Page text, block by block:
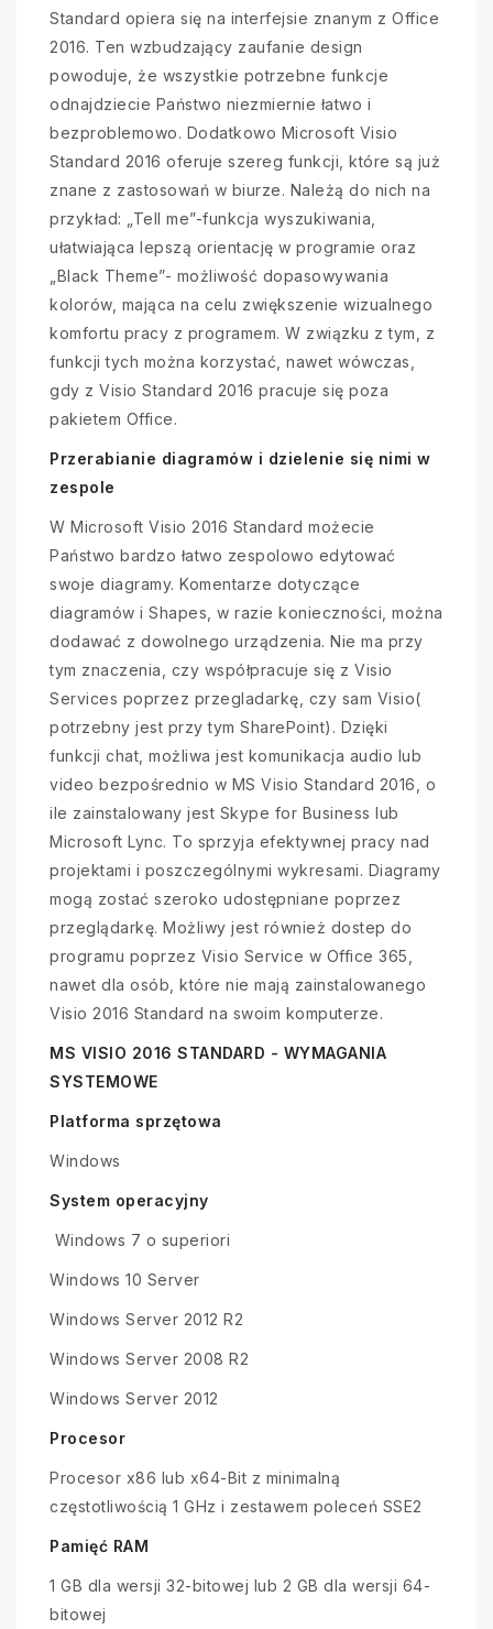
Standard opiera się na interfejsie znanym z Office
2016. Ten wzbudzający zaufanie design
powoduje, że wszystkie potrzebne funkcje
odnajdziecie Państwo niezmiernie łatwo i
bezproblemowo. Dodatkowo Microsoft Visio
Standard 2016 oferuje szereg funkcji, które są już
znane z zastosowań w biurze. Należą do nich na
przykład: „Tell me”-funkcja wyszukiwania,
ułatwiająca lepszą orientację w programie oraz
„Black Theme”- możliwość dopasowywania
kolorów, mająca na celu zwiększenie wizualnego
komfortu pracy z programem. W związku z tym, z
funkcji tych można korzystać, nawet wówczas,
gdy z Visio Standard 2016 pracuje się poza
pakietem Office.
Przerabianie diagramów i dzielenie się nimi w
zespole
W Microsoft Visio 2016 Standard możecie
Państwo bardzo łatwo zespolowo edytować
swoje diagramy. Komentarze dotyczące
diagramów i Shapes, w razie konieczności, można
dodawać z dowolnego urządzenia. Nie ma przy
tym znaczenia, czy współpracuje się z Visio
Services poprzez przegladarkę, czy sam Visio(
potrzebny jest przy tym SharePoint). Dzięki
funkcji chat, możliwa jest komunikacja audio lub
video bezpośrednio w MS Visio Standard 2016, o
ile zainstalowany jest Skype for Business lub
Microsoft Lync. To sprzyja efektywnej pracy nad
projektami i poszczególnymi wykresami. Diagramy
mogą zostać szeroko udostępniane poprzez
przeglądarkę. Możliwy jest również dostep do
programu poprzez Visio Service w Office 365,
nawet dla osób, które nie mają zainstalowanego
Visio 2016 Standard na swoim komputerze.
MS VISIO 2016 STANDARD - WYMAGANIA
SYSTEMOWE
Platforma sprzętowa
Windows
System operacyjny
Windows 7 o superiori
Windows 10 Server
Windows Server 2012 R2
Windows Server 2008 R2
Windows Server 2012
Procesor
Procesor x86 lub x64-Bit z minimalną
częstotliwością 1 GHz i zestawem poleceń SSE2
Pamięć RAM
1 GB dla wersji 32-bitowej lub 2 GB dla wersji 64-
bitowej